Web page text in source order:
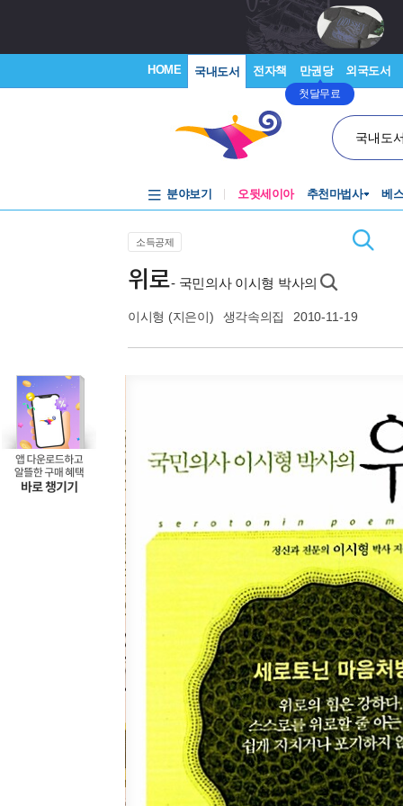
HOME 국내도서 전자책 만권당
첫달무료
외국도서
국내도
분야보기 오뒷세이아 추천마법사 베
소득공제
위로- 국민의사 이시형 박사의
이시형 (지은이) 생각속의집 2010-11-19